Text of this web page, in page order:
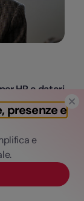
presenze e
e
HR e datori